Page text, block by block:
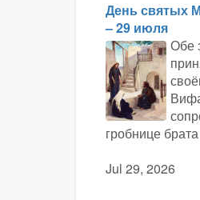
День святых
– 29 июля
Обе
гробнице
Jul 29, 2026